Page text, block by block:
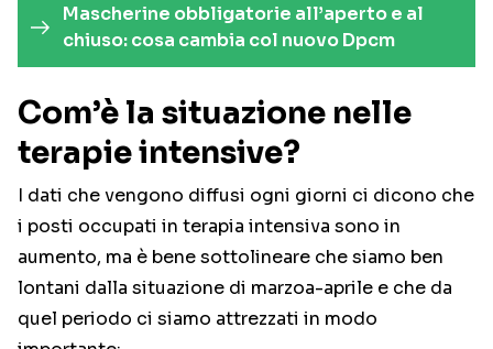
Mascherine obbligatorie all’aperto e al
chiuso: cosa cambia col nuovo Dpcm
Com’è la situazione nelle
terapie intensive?
I dati che vengono diffusi ogni giorni ci dicono che
i posti occupati in terapia intensiva sono in
aumento, ma è bene sottolineare che siamo ben
lontani dalla situazione di marzoa-aprile e che da
quel periodo ci siamo attrezzati in modo